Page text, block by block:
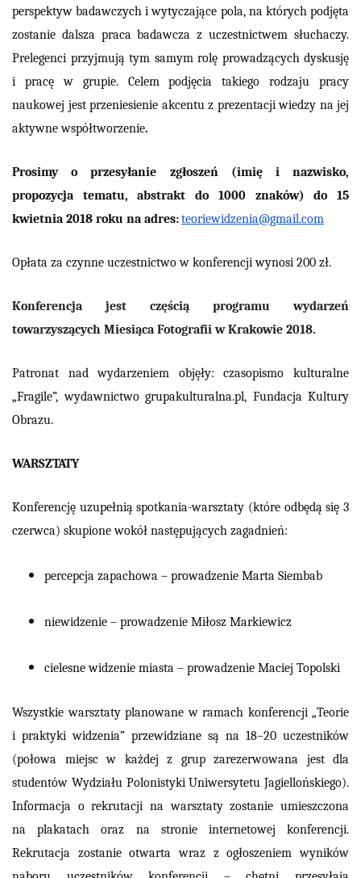
perspektyw badawczych i wytyczające pola, na których podjęta
zostanie dalsza praca badawcza z uczestnictwem słuchaczy.
Prelegenci przyjmują tym samym rolę prowadzących dyskusję
i pracę w grupie. Celem podjęcia takiego rodzaju pracy
naukowej jest przeniesienie akcentu z prezentacji wiedzy na jej
aktywne współtworzenie.
Prosimy o przesyłanie zgłoszeń (imię i nazwisko,
propozycja tematu, abstrakt do 1000 znaków) do 15
kwietnia 2018 roku na adres:teoriewidzenia@gmail.com
Opłata za czynne uczestnictwo w konferencji wynosi 200 zł.
Konferencja jest częścią programu wydarzeń
towarzyszących Miesiąca Fotografii w Krakowie 2018.
Patronat nad wydarzeniem objęły: czasopismo kulturalne
„Fragile”, wydawnictwo grupakulturalna.pl, Fundacja Kultury
Obrazu.
WARSZTATY
Konferencję uzupełnią spotkania-warsztaty (które odbędą się 3
czerwca) skupione wokół następujących zagadnień:
percepcja zapachowa – prowadzenie Marta Siembab
niewidzenie – prowadzenie Miłosz Markiewicz
cielesne widzenie miasta – prowadzenie Maciej Topolski
Wszystkie warsztaty planowane w ramach konferencji „Teorie
i praktyki widzenia” przewidziane są na 18–20 uczestników
(połowa miejsc w każdej z grup zarezerwowana jest dla
studentów Wydziału Polonistyki Uniwersytetu Jagiellońskiego).
Informacja o rekrutacji na warsztaty zostanie umieszczona
na plakatach oraz na stronie internetowej konferencji.
Rekrutacja zostanie otwarta wraz z ogłoszeniem wyników